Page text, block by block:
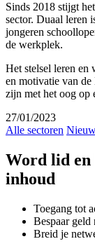
Sinds 2018 stijgt
sector. Duaal leren
jongeren
de werkplek.
Het stelsel leren en
en motivatie van de
zijn met het oog op
27/01/2023
Alle sectoren
Word lid en
inhoud
Toegang tot
Bespaar geld
Breid je